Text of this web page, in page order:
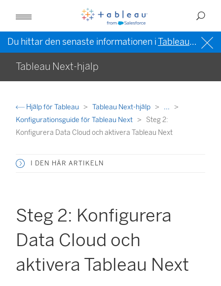
Du hittar den senaste informationen iTableau-hjälpen på engelska (USA)
Tableau Next-hjälp
Hjälp för Tableau Tableau Next-hjälp
...
Konfigurationsguide för Tableau Next
Steg 2:
Konfigurera Data Cloud och aktivera Tableau Next
I DEN HÄR ARTIKELN
Steg 2: Konfigurera
Data Cloud och
aktivera Tableau Next